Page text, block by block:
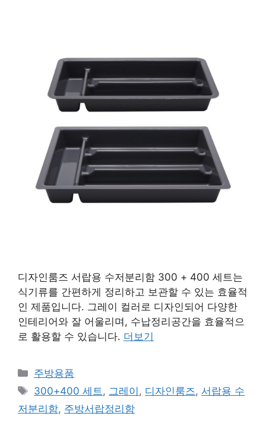
디자인룸즈 서랍용 수저분리함 300 + 400 세트는
식기류를 간편하게 정리하고 보관할 수 있는 효율적
인 제품입니다. 그레이 컬러로 디자인되어 다양한
인테리어와 잘 어울리며, 수납정리공간을 효율적으
로 활용할 수 있습니다. 더보기
카
테
리
주방용품
태
그
300+400 세트 , 그레이 , 디자인룸즈 , 서랍용 수
저분리함, 주방서랍정리함